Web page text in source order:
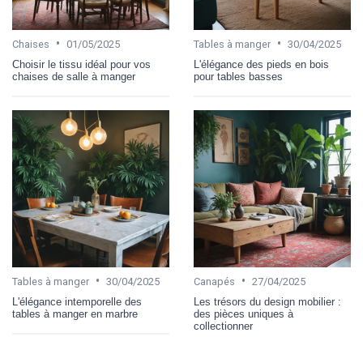
Chaises • 01/05/2025
Choisir le tissu idéal pour vos
chaises de salle à manger
Tables à manger • 30/04/2025
L'élégance des pieds en bois
pour tables basses
Tables à manger • 30/04/2025
L'élégance intemporelle des
tables à manger en marbre
Canapés • 27/04/2025
Les trésors du design mobilier :
des pièces uniques à
collectionner